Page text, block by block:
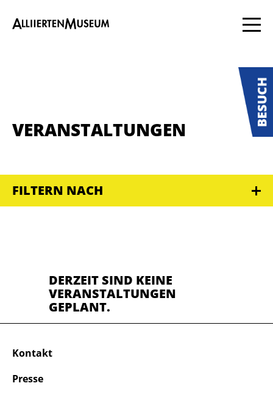
VERANSTALTUNGEN
FILTERN NACH
DERZEIT SIND KEINE
VERANSTALTUNGEN
GEPLANT.
Kontakt
Presse